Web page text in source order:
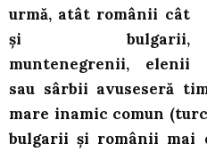
urmă, atât românii cât
şi bulgarii,
muntenegrenii, elenii
sau sârbii avuseseră
mare inamic comun
bulgarii şi românii mai